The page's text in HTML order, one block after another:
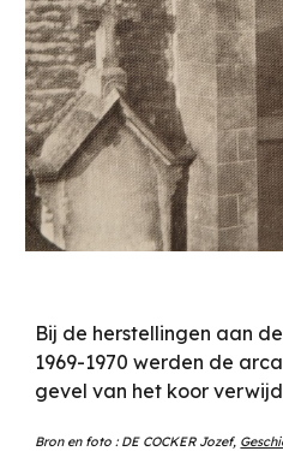
Bij de herstellingen aan
1969-1970 werden de
gevel van het koor
Bron en foto : DE COCKER Jozef,